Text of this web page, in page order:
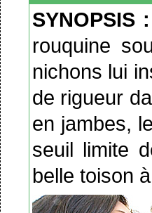
SYNOPSIS :
rouquine
nichons lui
de rigueur
en jambes,
seuil limite
belle toison